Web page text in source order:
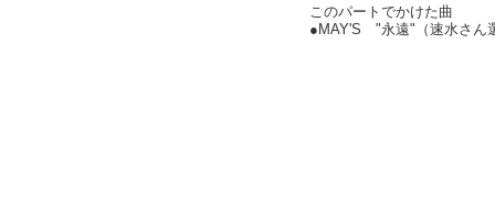
このパートでかけた曲
●MAY'S "永遠"（速水さん